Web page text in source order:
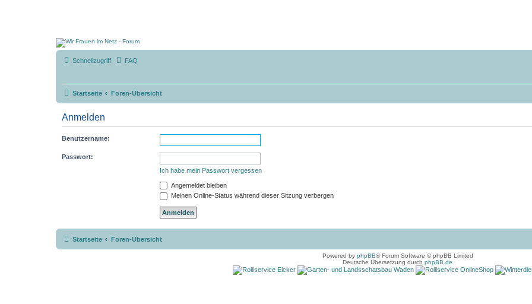
Schnellzugriff FAQ
Startseite Foren-Übersicht
Anmelden
Benutzername:
Passwort:
Ich habe mein Passwort vergessen
Angemeldet bleiben
Meinen Online-Status während dieser Sitzung verbergen
Startseite Foren-Übersicht
Powered by phpBB® Forum Software © phpBB Limited
Deutsche Übersetzung durch phpBB.de